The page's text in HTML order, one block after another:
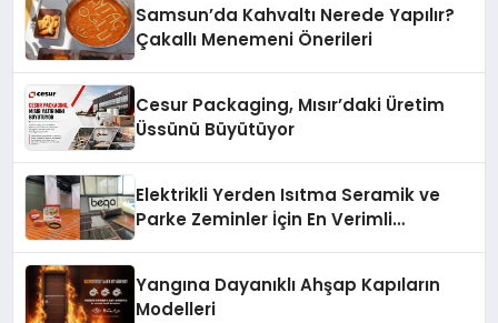
Samsun’da Kahvaltı Nerede Yapılır?
Çakallı Menemeni Önerileri
Cesur Packaging, Mısır’daki Üretim
Üssünü Büyütüyor
Elektrikli Yerden Isıtma Seramik ve
Parke Zeminler İçin En Verimli
Yangına Dayanıklı Ahşap Kapıların
Modelleri